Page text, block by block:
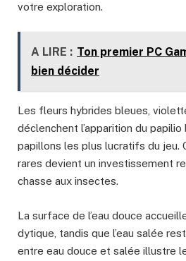
votre exploration.
A LIRE : Ton premier PC
bien décider
Les fleurs hybrides bleues,
déclenchent l’apparition du papilio
papillons les plus lucratifs du jeu.
rares devient un investissement
chasse aux insectes.
La surface de l’eau douce
dytique, tandis que l’eau salée
entre eau douce et salée illustre